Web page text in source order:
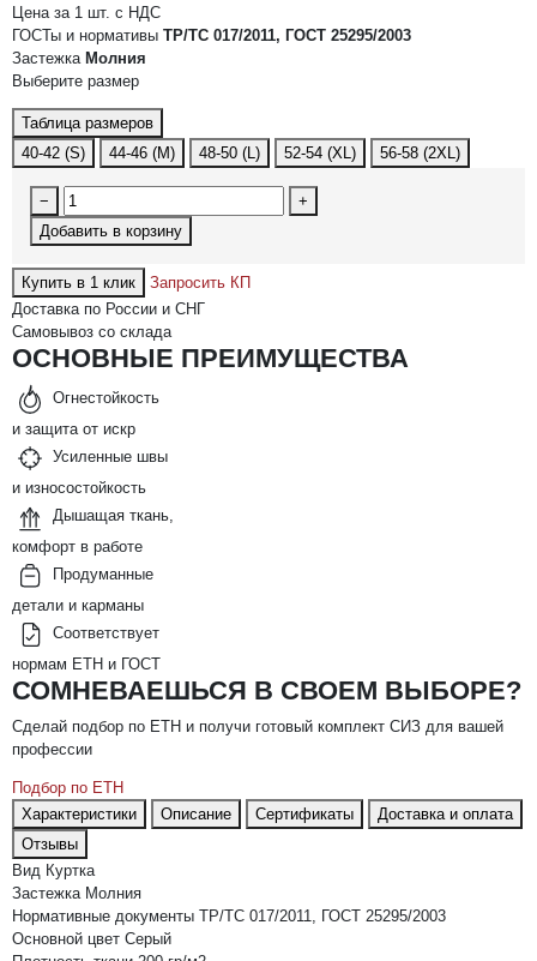
Цена за 1 шт. с НДС
ГОСТы и нормативы ТР/ТС 017/2011, ГОСТ 25295/2003
Застежка Молния
Выберите размер
Таблица размеров
40-42 (S)
44-46 (M) 48-50 (L) 52-54 (XL) 56-58 (2XL)
−
+
Добавить в корзину
Купить в 1 клик
Запросить КП
Доставка по России и СНГ
Самовывоз со склада
ОСНОВНЫЕ ПРЕИМУЩЕСТВА
Огнестойкость
и защита от искр
Усиленные швы
и износостойкость
Дышащая ткань,
комфорт в работе
Продуманные
детали и карманы
Соответствует
нормам ЕТН и ГОСТ
СОМНЕВАЕШЬСЯ В СВОЕМ ВЫБОРЕ?
Сделай подбор по ЕТН и получи готовый комплект СИЗ для вашей
профессии
Подбор по ЕТН
Характеристики
Описание Сертификаты
Доставка и оплата
Отзывы
Вид Куртка
Застежка Молния
Нормативные документы ТР/ТС 017/2011, ГОСТ 25295/2003
Основной цвет Серый